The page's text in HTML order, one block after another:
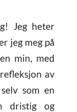
Jeg heter
jeg meg på
min, med
av
som en
dristig og